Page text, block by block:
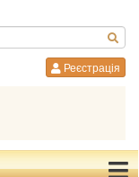
Реєстрація